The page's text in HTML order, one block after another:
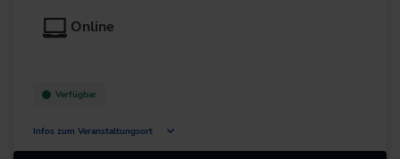
Online
Verfügbar
Infos zum Veranstaltungsort